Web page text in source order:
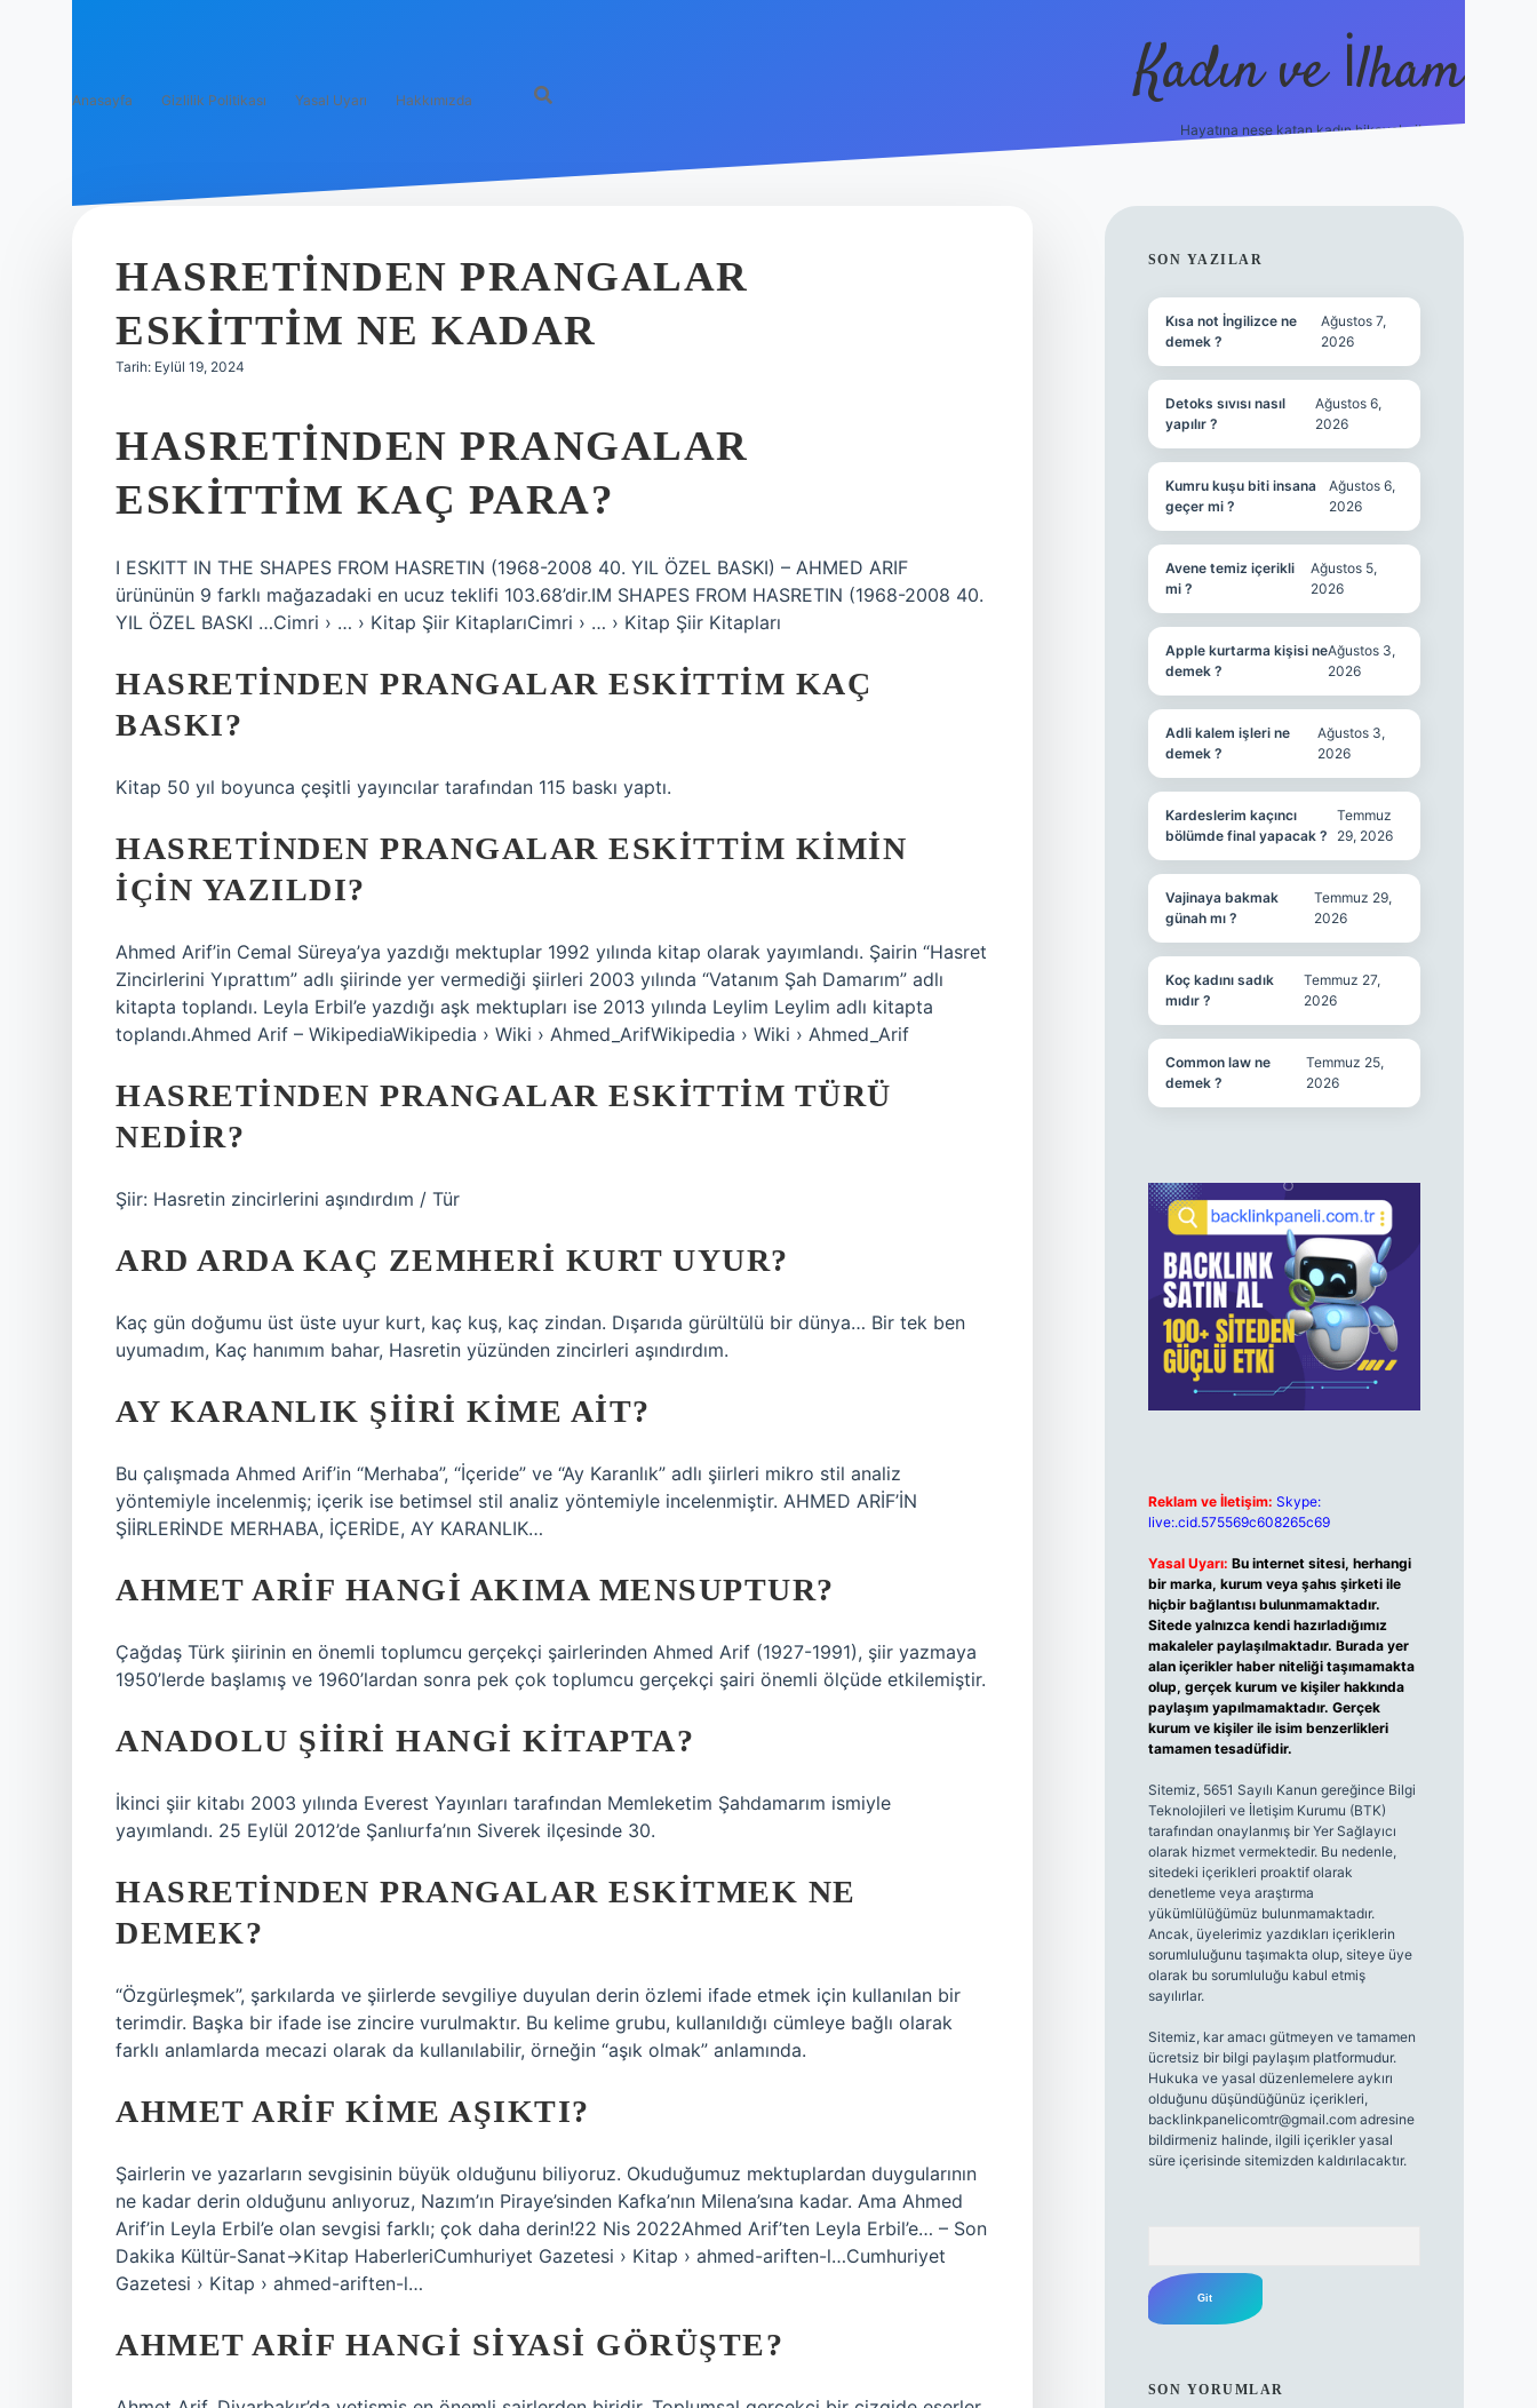
Anasayfa Gizlilik Politikası Yasal Uyarı Hakkımızda Kadın ve İlham
Hayatına neşe katan kadın hikayeleri!
HASRETINDEN PRANGALAR
ESKITTIM NE KADAR
Tarih: Eylül 19, 2024
HASRETINDEN PRANGALAR
ESKITTIM KAÇ PARA?
I ESKITT IN THE SHAPES FROM HASRETIN (1968-2008 40. YIL ÖZEL BASKI) – AHMED ARIF
ürününün 9 farklı mağazadaki en ucuz teklifi 103.68’dir.IM SHAPES FROM HASRETIN (1968-2008 40.
YIL ÖZEL BASKI …Cimri › … › Kitap Şiir KitaplarıCimri › … › Kitap Şiir Kitapları
HASRETINDEN PRANGALAR ESKITTIM KAÇ
BASKI?
Kitap 50 yıl boyunca çeşitli yayıncılar tarafından 115 baskı yaptı.
HASRETINDEN PRANGALAR ESKITTIM KIMIN
IÇIN YAZILDI?
Ahmed Arif’in Cemal Süreya’ya yazdığı mektuplar 1992 yılında kitap olarak yayımlandı. Şairin “Hasret
Zincirlerini Yıprattım” adlı şiirinde yer vermediği şiirleri 2003 yılında “Vatanım Şah Damarım” adlı
kitapta toplandı. Leyla Erbil’e yazdığı aşk mektupları ise 2013 yılında Leylim Leylim adlı kitapta
toplandı.Ahmed Arif – WikipediaWikipedia › Wiki › Ahmed_ArifWikipedia › Wiki › Ahmed_Arif
HASRETINDEN PRANGALAR ESKITTIM TÜRÜ
NEDIR?
Şiir: Hasretin zincirlerini aşındırdım / Tür
ARD ARDA KAÇ ZEMHERI KURT UYUR?
Kaç gün doğumu üst üste uyur kurt, kaç kuş, kaç zindan. Dışarıda gürültülü bir dünya… Bir tek ben
uyumadım, Kaç hanımım bahar, Hasretin yüzünden zincirleri aşındırdım.
AY KARANLIK ŞIIRI KIME AIT?
Bu çalışmada Ahmed Arif’in “Merhaba”, “İçeride” ve “Ay Karanlık” adlı şiirleri mikro stil analiz
yöntemiyle incelenmiş; içerik ise betimsel stil analiz yöntemiyle incelenmiştir. AHMED ARİF’İN
ŞİİRLERİNDE MERHABA, İÇERİDE, AY KARANLIK…
AHMET ARIF HANGI AKIMA MENSUPTUR?
Çağdaş Türk şiirinin en önemli toplumcu gerçekçi şairlerinden Ahmed Arif (1927-1991), şiir yazmaya
1950’lerde başlamış ve 1960’lardan sonra pek çok toplumcu gerçekçi şairi önemli ölçüde etkilemiştir.
ANADOLU ŞIIRI HANGI KITAPTA?
İkinci şiir kitabı 2003 yılında Everest Yayınları tarafından Memleketim Şahdamarım ismiyle
yayımlandı. 25 Eylül 2012’de Şanlıurfa’nın Siverek ilçesinde 30.
HASRETINDEN PRANGALAR ESKITMEK NE
DEMEK?
“Özgürleşmek”, şarkılarda ve şiirlerde sevgiliye duyulan derin özlemi ifade etmek için kullanılan bir
terimdir. Başka bir ifade ise zincire vurulmaktır. Bu kelime grubu, kullanıldığı cümleye bağlı olarak
farklı anlamlarda mecazi olarak da kullanılabilir, örneğin “aşık olmak” anlamında.
AHMET ARIF KIME AŞIKTI?
Şairlerin ve yazarların sevgisinin büyük olduğunu biliyoruz. Okuduğumuz mektuplardan duygularının
ne kadar derin olduğunu anlıyoruz, Nazım’ın Piraye’sinden Kafka’nın Milena’sına kadar. Ama Ahmed
Arif’in Leyla Erbil’e olan sevgisi farklı; çok daha derin!22 Nis 2022Ahmed Arif’ten Leyla Erbil’e… – Son
Dakika Kültür-Sanat->Kitap HaberleriCumhuriyet Gazetesi › Kitap › ahmed-ariften-l…Cumhuriyet
Gazetesi › Kitap › ahmed-ariften-l…
AHMET ARIF HANGI SIYASI GÖRÜŞTE?
SIDEBAR
SON YAZILAR
Kısa not İngilizce ne
demek ?
Ağustos 7,
2026
Detoks sıvısı nasıl
yapılır ?
Ağustos 6,
2026
Kumru kuşu biti insana
geçer mi ?
Ağustos 6,
2026
Avene temiz içerikli
mi ?
Ağustos 5,
2026
Apple kurtarma kişisi ne
demek ?
Ağustos 3,
2026
Adli kalem işleri ne
demek ?
Ağustos 3,
2026
Kardeslerim kaçıncı
bölümde final yapacak ?
Temmuz
29, 2026
Vajinaya bakmak
günah mı ?
Temmuz 29,
2026
Koç kadını sadık
mıdır ?
Temmuz 27,
2026
Common law ne
demek ?
Temmuz 25,
2026
Reklam ve İletişim: Skype:
live:.cid.575569c608265c69
Yasal Uyarı: Bu internet sitesi, herhangi
bir marka, kurum veya şahıs şirketi ile
hiçbir bağlantısı bulunmamaktadır.
Sitede yalnızca kendi hazırladığımız
makaleler paylaşılmaktadır. Burada yer
alan içerikler haber niteliği taşımamakta
olup, gerçek kurum ve kişiler hakkında
paylaşım yapılmamaktadır. Gerçek
kurum ve kişiler ile isim benzerlikleri
tamamen tesadüfidir.
Sitemiz, 5651 Sayılı Kanun gereğince Bilgi
Teknolojileri ve İletişim Kurumu (BTK)
tarafından onaylanmış bir Yer Sağlayıcı
olarak hizmet vermektedir. Bu nedenle,
sitedeki içerikleri proaktif olarak
denetleme veya araştırma
yükümlülüğümüz bulunmamaktadır.
Ancak, üyelerimiz yazdıkları içeriklerin
sorumluluğunu taşımakta olup, siteye üye
olarak bu sorumluluğu kabul etmiş
sayılırlar.
Sitemiz, kar amacı gütmeyen ve tamamen
ücretsiz bir bilgi paylaşım platformudur.
Hukuka ve yasal düzenlemelere aykırı
olduğunu düşündüğünüz içerikleri,
backlinkpanelicomtr@gmail.comadresine
bildirmeniz halinde, ilgili içerikler yasal
süre içerisinde sitemizden kaldırılacaktır.
SON YORUMLAR
hiltonbet https://